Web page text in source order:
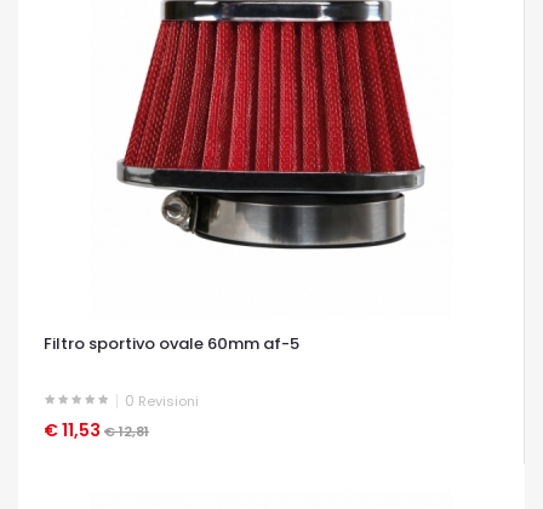
Filtro sportivo ovale 60mm af-5
0 Revisioni
€ 11,53 € 12,81
OCCHIATA VELOCE